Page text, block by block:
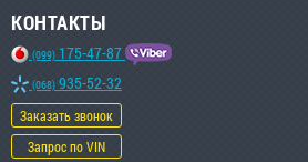
КОНТАКТЫ
(099) 175-47-87
(068) 935-52-32
Заказать звонок
Запрос по VIN